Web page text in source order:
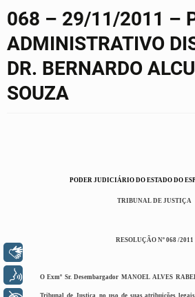
068 – 29/11/2011 –
ADMINISTRATIVO
DR. BERNARDO
SOUZA
PODER JUDICIÁRIO DO ESTADO DO
TRIBUNAL DE JUSTIÇA
RESOLUÇÃO Nº 068 /2011
O Exmº Sr. Desembargador MANOEL ALVES
Tribunal de Justiça, no uso de suas atribuições
Voz